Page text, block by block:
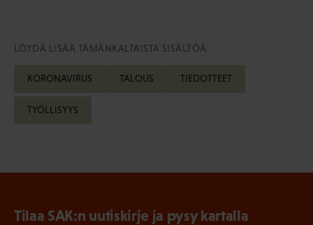
LÖYDÄ LISÄÄ TÄMÄNKALTAISTA SISÄLTÖÄ:
KORONAVIRUS TALOUS TIEDOTTEET
TYÖLLISYYS
Tilaa SAK:n uutiskirje ja pysy kartalla